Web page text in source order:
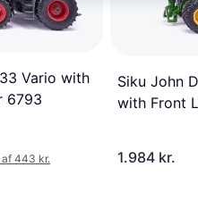
Vario with
6793
443 kr.
Siku John
with Front
1.984 kr.